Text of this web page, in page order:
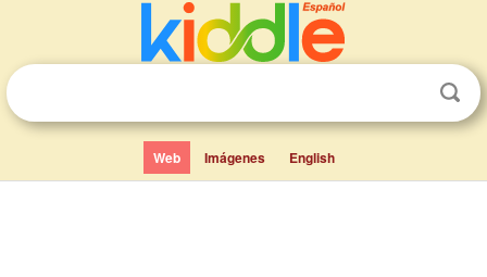
Web Imágenes English